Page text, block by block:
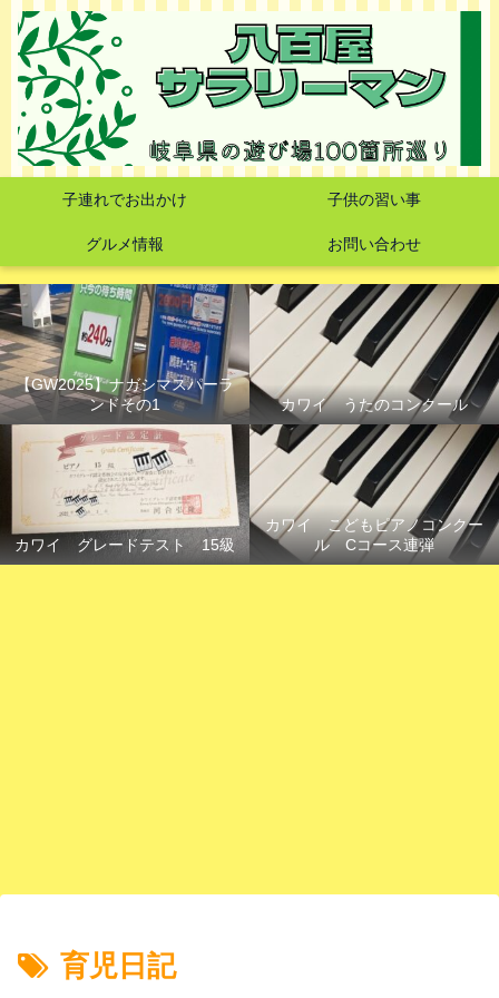
子連れでお出かけ 子供の習い事
グルメ情報 お問い合わせ
【GW2025】ナガシマスパーラ
ンドその1
カワイ うたのコンクール
カワイ グレードテスト 15級
カワイ こどもピアノコンクー
ル Cコース連弾
育児日記